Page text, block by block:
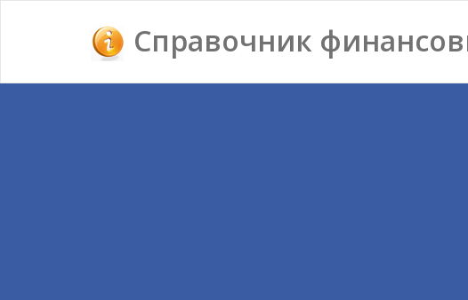
Справочник